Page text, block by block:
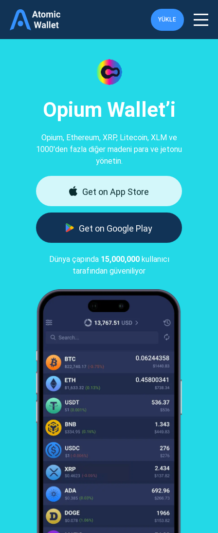
YÜKLE
Opium Wallet’i
Opium, Ethereum, XRP, Litecoin, XLM ve
1000'den fazla diğer madeni para ve jetonu
yönetin.
Get on App Store
Get on Google Play
Dünya çapında 15,000,000kullanıcı
tarafından güveniliyor